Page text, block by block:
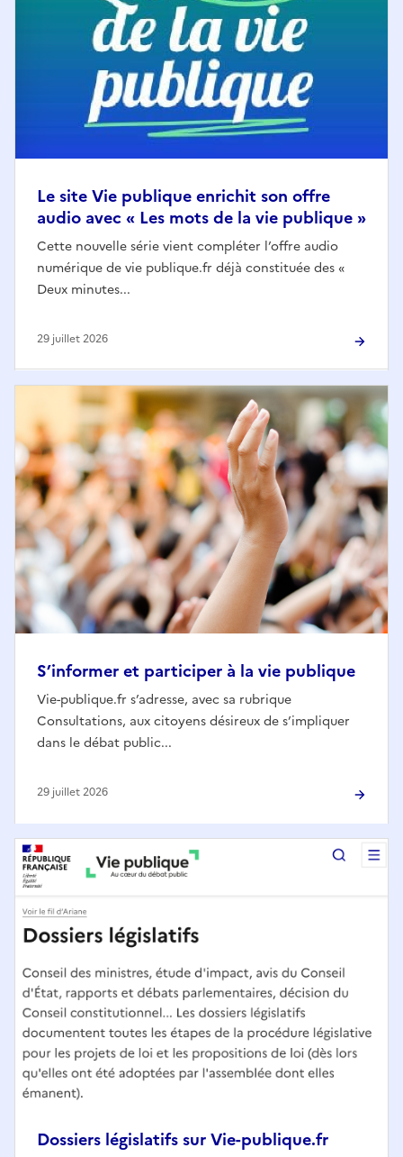
Le site Vie publique enrichit son offre
audio avec « Les mots de la vie publique »
Cette nouvelle série vient compléter l’offre audio
numérique de vie publique.fr déjà constituée des «
Deux minutes...
29 juillet 2026
S’informer et participer à la vie publique
Vie-publique.fr s’adresse, avec sa rubrique
Consultations, aux citoyens désireux de s’impliquer
dans le débat public...
29 juillet 2026
Dossiers législatifs sur Vie-publique.fr